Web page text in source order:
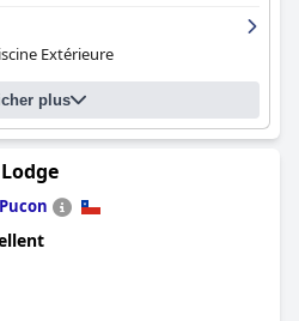
Extérieure
plus
Pucon